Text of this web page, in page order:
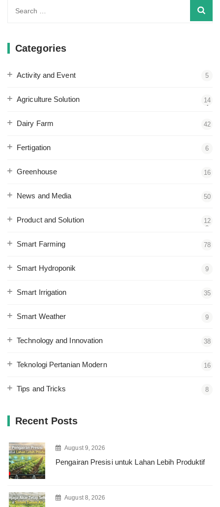
Categories
Activity and Event 5
Agriculture Solution
14
4
Dairy Farm 42
Fertigation 6
Greenhouse 16
News and Media 50
Product and Solution
12
2
Smart Farming 78
Smart Hydroponik 9
Smart Irrigation 35
Smart Weather 9
Technology and Innovation 38
Teknologi Pertanian Modern 16
Tips and Tricks 8
Recent Posts
August 9, 2026
Pengairan Presisi untuk Lahan Lebih Produktif
August 8, 2026